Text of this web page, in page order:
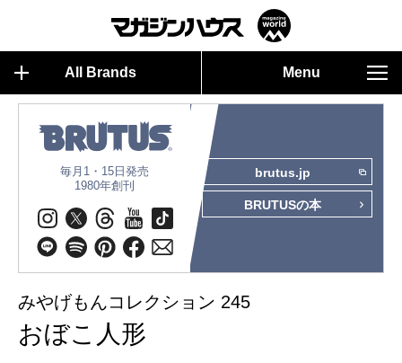
All Brands Menu
毎月1・15日発売
1980年創刊
brutus.jp
BRUTUSの本
みやげもんコレクション 245
おぼこ人形